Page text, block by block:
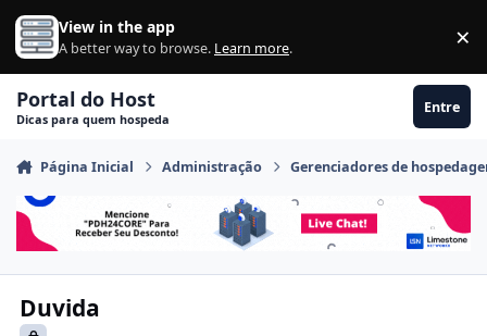
Ir para conteúdo
View in the app
A better way to browse. Learn more. ×
Portal do Host
Dicas para quem hospeda
Entre
Página Inicial Administração Gerenciadores de
Duvida